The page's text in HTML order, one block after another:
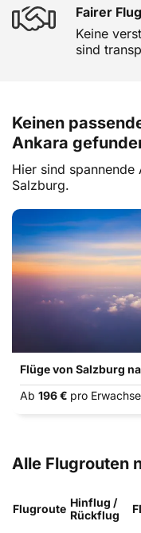
Fairer
Keine
sind
Keinen
Ankara
Hier sind spannende
Salzburg.
Flüge von Salzburg
Ab 196 € pro
Alle Flugrouten
Flugroute Hinflug /
Rückflug